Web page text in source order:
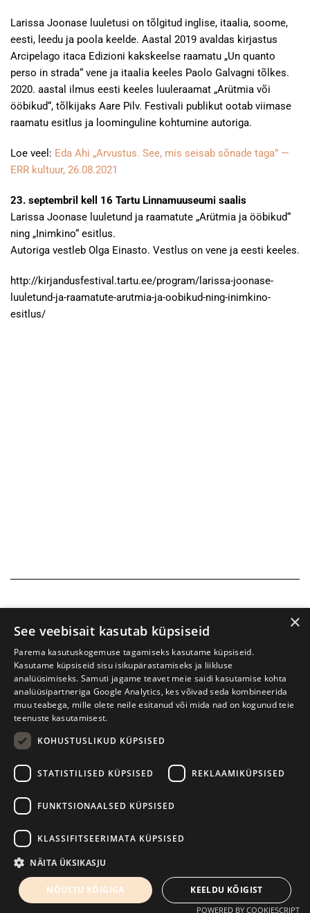
Larissa Joonase luuletusi on tõlgitud inglise, itaalia, soome,
eesti, leedu ja poola keelde. Aastal 2019 avaldas kirjastus
Arcipelago itaca Edizioni kakskeelse raamatu „Un quanto
perso in strada“ vene ja itaalia keeles Paolo Galvagni tõlkes.
2020. aastal ilmus eesti keeles luuleraamat „Arütmia või
ööbikud“, tõlkijaks Aare Pilv. Festivali publikut ootab viimase
raamatu esitlus ja loominguline kohtumine autoriga.
Loe veel: Eda Ahi „Arvustus. See, mis seisab sõnade taga” —
ERR kultuur, 26.08.2021
23. septembril kell 16 Tartu Linnamuuseumi saalis
Larissa Joonase luuletund ja raamatute „Arütmia ja ööbikud“
ning „Inimkino“ esitlus.
Autoriga vestleb Olga Einasto. Vestlus on vene ja eesti keeles.
http://kirjandusfestival.tartu.ee/program/larissa-joonase-
luuletund-ja-raamatute-arutmia-ja-oobikud-ning-inimkino-
esitlus/
Prima Vista kirjandusfestival
+372 56906836
Kodulehe tegemine - AMA
×
See veebisait kasutab küpsiseid
Parema kasutuskogemuse tagamiseks kasutame küpsiseid.
Kasutame küpsiseid sisu isikupärastamiseks ja liikluse
analüüsimiseks. Samuti jagame teavet meie saidi kasutamise kohta
analüüsipartneriga Google Analytics, kes võivad seda kombineerida
muu teabega, mille olete neile esitanud või mida nad on kogunud teie
teenuste kasutamisest.
KOHUSTUSLIKUD KÜPSISED
STATISTILISED KÜPSISED REKLAAMIKÜPSISED
FUNKTSIONAALSED KÜPSISED
KLASSIFITSEERIMATA KÜPSISED
NÄITA ÜKSIKASJU
NÕUSTU KÕIGIGA KEELDU KÕIGIST
POWERED BY COOKIESCRIPT